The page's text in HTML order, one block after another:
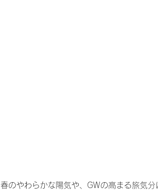
春のやわらかな陽気や、GWの高まる旅気分